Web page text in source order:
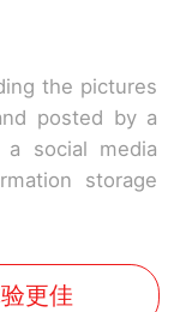
the pictures
posted by a
social media
storage
更佳